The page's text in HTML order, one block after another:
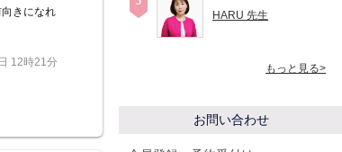
きになれ
12時21分
HARU 先生
もっと見る>
お問い合わせ